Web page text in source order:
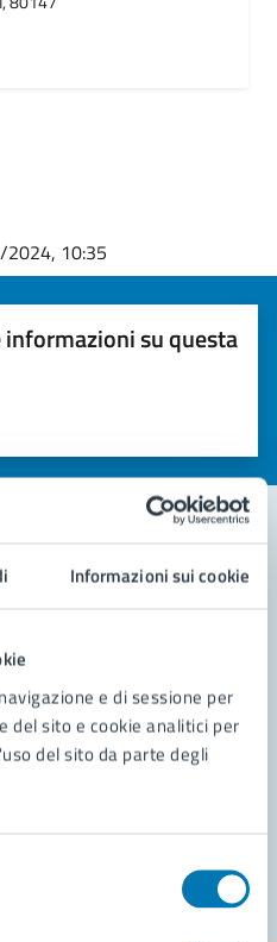
Informazioni sui cookie
e di sessione per
del sito e cookie analitici per
del sito da parte degli
10:35
su questa
(da 1 a 5 stelle)
per valutare la chiarezza delle
su 5
5